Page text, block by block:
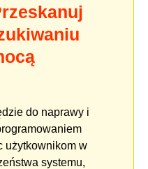
do naprawy i
użytkownikom w
systemu,